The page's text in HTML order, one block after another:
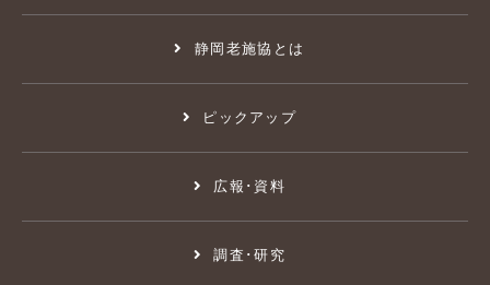
静岡老施協とは
ピックアップ
広報･資料
調査･研究